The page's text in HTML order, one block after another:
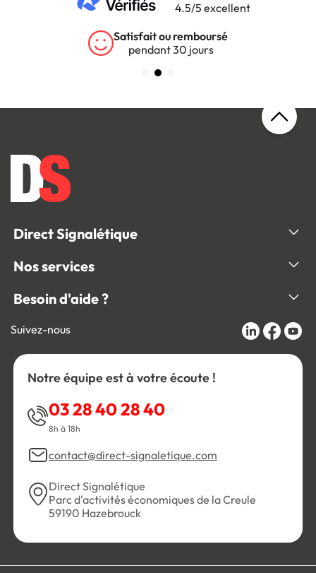
4.5/5 excellent
Satisfait ou remboursé
pendant 30 jours
Direct Signalétique
Nos services
Besoin d'aide ?
Suivez-nous
Notre équipe est à votre écoute !
03 28 40 28 40
8h à 18h
contact@direct-signaletique.com
Direct Signalétique
Parc d'activités économiques de la Creule
59190 Hazebrouck